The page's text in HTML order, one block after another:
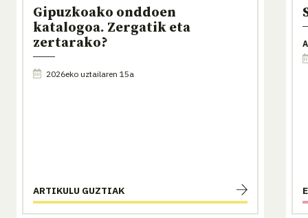
Gipuzkoako onddoen
katalogoa. Zergatik eta
zertarako?
2026eko uztailaren 15a
ARTIKULU GUZTIAK